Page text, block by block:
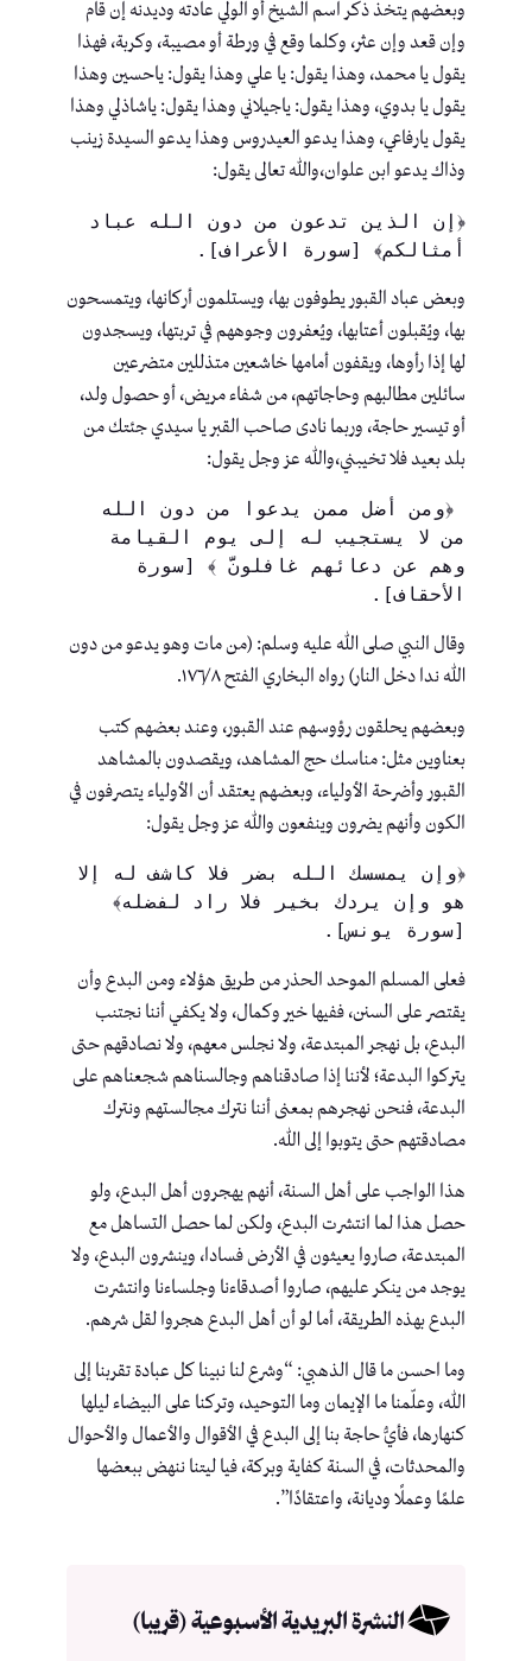
وبعضهم يتخذ ذكر اسم الشيخ أو الولي عادته وديدنه إن قام
وإن قعد وإن عثر، وكلما وقع في ورطة أو مصيبة، وكربة، فهذا
يقول يا محمد، وهذا يقول: يا علي وهذا يقول: ياحسين وهذا
يقول يا بدوي، وهذا يقول: ياجيلاني وهذا يقول: ياشاذلي وهذا
يقول يارفاعي، وهذا يدعو العيدروس وهذا يدعو السيدة زينب
وذاك يدعو ابن علوان،والله تعالى يقول:
أمثالكم﴾ [سورة الأعراف].
وبعض عباد القبور يطوفون بها، ويستلمون أركانها، ويتمسحون
بها، ويُقبلون أعتابها، ويُعفرون وجوههم في تربتها، ويسجدون
لها إذا رأوها، ويقفون أمامها خاشعين متذللين متضرعين
سائلين مطالبهم وحاجاتهم، من شفاء مريض، أو حصول ولد،
أو تيسير حاجة، وربما نادى صاحب القبر يا سيدي جئتك من
بلد بعيد فلا تخيبني،والله عز وجل يقول:
الأحقاف].
وقال النبي صلى الله عليه وسلم: (من مات وهو يدعو من دون
الله ندا دخل النار) رواه البخاري الفتح ١٧٦/٨.
وبعضهم يحلقون رؤوسهم عند القبور، وعند بعضهم كتب
بعناوين مثل: مناسك حج المشاهد، ويقصدون بالمشاهد
القبور وأضرحة الأولياء، وبعضهم يعتقد أن الأولياء يتصرفون في
الكون وأنهم يضرون وينفعون والله عز وجل يقول:
[سورة يونس].
فعلى المسلم الموحد الحذر من طريق هؤلاء ومن البدع وأن
يقتصر على السنن، ففيها خير وكمال، ولا يكفي أننا نجتنب
البدع، بل نهجر المبتدعة، ولا نجلس معهم، ولا نصادقهم حتى
يتركوا البدعة؛ لأننا إذا صادقناهم وجالسناهم شجعناهم على
البدعة، فنحن نهجرهم بمعنى أننا نترك مجالستهم ونترك
مصادقتهم حتى يتوبوا إلى الله.
هذا الواجب على أهل السنة، أنهم يهجرون أهل البدع، ولو
حصل هذا لما انتشرت البدع، ولكن لما حصل التساهل مع
المبتدعة، صاروا يعيثون في الأرض فسادا، وينشرون البدع، ولا
يوجد من ينكر عليهم، صاروا أصدقاءنا وجلساءنا وانتشرت
البدع بهذه الطريقة، أما لو أن أهل البدع هجروا لقل شرهم.
وما احسن ما قال الذهبي: “وشرع لنا نبينا كل عبادة تقربنا إلى
الله، وعلّمنا ما الإيمان وما التوحيد، وتركنا على البيضاء ليلها
كنهارها، فأيُّ حاجة بنا إلى البدع في الأقوال والأعمال والأحوال
والمحدثات، في السنة كفاية وبركة، فيا ليتنا ننهض ببعضها
علمًا وعملًا وديانة، واعتقادًا”.
النشرة البريدية الأسبوعية (قريبا)